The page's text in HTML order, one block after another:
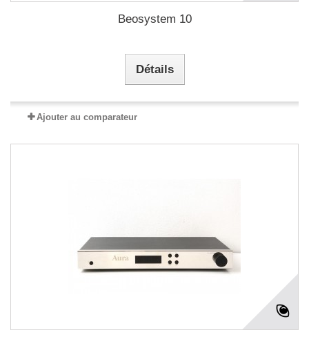
Beosystem 10
Détails
Ajouter au comparateur